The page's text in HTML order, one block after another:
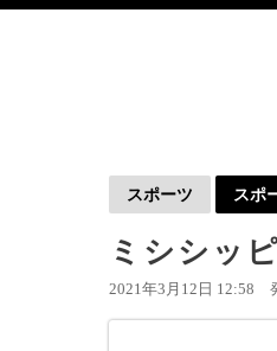
スポーツ スポ
ミシシッ
2021年3月12日 12:58